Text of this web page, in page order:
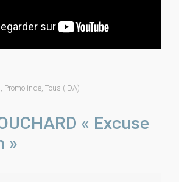
, Promo indé, Tous (IDA)
« Excuse
»